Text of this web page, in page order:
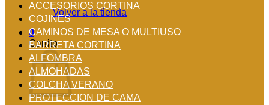
Volver a la tienda
0
Carrito
ACCESORIOS CORTINA
COJINES
CAMINOS DE MESA O MULTIUSO
BARRETA CORTINA
ALFOMBRA
ALMOHADAS
COLCHA VERANO
PROTECCION DE CAMA